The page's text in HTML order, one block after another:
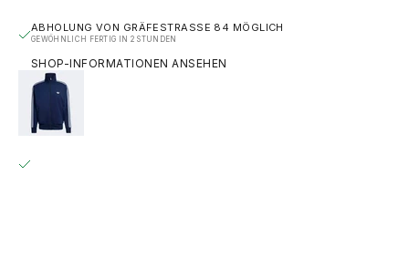
ABHOLUNG VON GRÄFESTRASSE 84 MÖGLICH
GEWÖHNLICH FERTIG IN 2 STUNDEN
SHOP-INFORMATIONEN ANSEHEN